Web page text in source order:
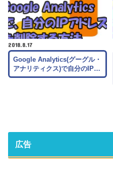
2018.8.17
Google Analytics(グーグル・
アナリティクス)で自分のIP…
広告